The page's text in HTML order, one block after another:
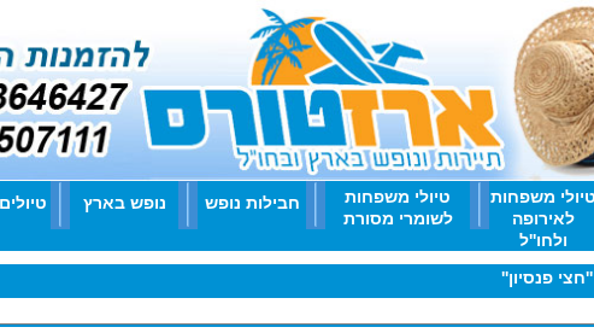
טיולי משפחות
לאירופה
ולחו''ל
טיולי משפחות
לשומרי מסורת
חבילות נופש נופש בארץ